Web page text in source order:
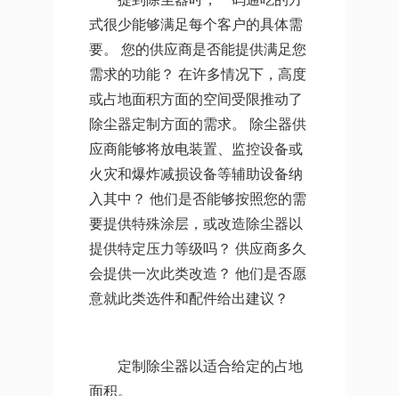
式很少能够满足每个客户的具体需
要。 您的供应商是否能提供满足您
需求的功能？ 在许多情况下，高度
或占地面积方面的空间受限推动了
除尘器定制方面的需求。 除尘器供
应商能够将放电装置、监控设备或
火灾和爆炸减损设备等辅助设备纳
入其中？ 他们是否能够按照您的需
要提供特殊涂层，或改造除尘器以
提供特定压力等级吗？ 供应商多久
会提供一次此类改造？ 他们是否愿
意就此类选件和配件给出建议？
定制除尘器以适合给定的占地
面积。